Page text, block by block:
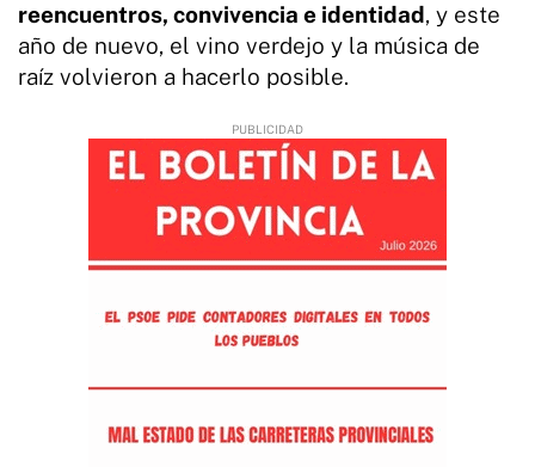
reencuentros, convivencia e identidad, y este
año de nuevo, el vino verdejo y la música de
raíz volvieron a hacerlo posible.